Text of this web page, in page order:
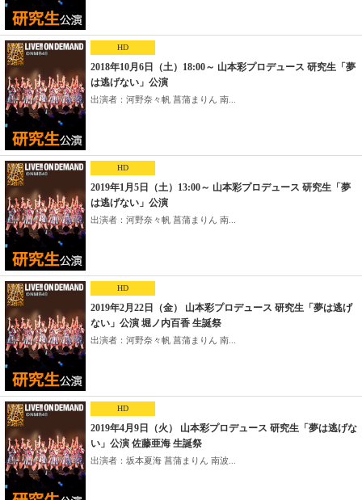
HD
2018年10月6日（土）18:00～ 山本彩プロデュース 研究生「夢
は逃げない」公演
出演者：河野奈々帆 菖蒲まりん 南...
HD
2019年1月5日（土）13:00～ 山本彩プロデュース 研究生「夢
は逃げない」公演
出演者：河野奈々帆 菖蒲まりん 南...
HD
2019年2月22日（金） 山本彩プロデュース 研究生「夢は逃げ
ない」公演 堀ノ内百香 生誕祭
出演者：河野奈々帆 菖蒲まりん 南...
HD
2019年4月9日（火） 山本彩プロデュース 研究生「夢は逃げな
い」公演 佐藤亜海 生誕祭
出演者：坂本夏海 菖蒲まりん 南波...